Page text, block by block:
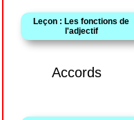
Leçon : Les fonctions de
l'adjectif
Accords